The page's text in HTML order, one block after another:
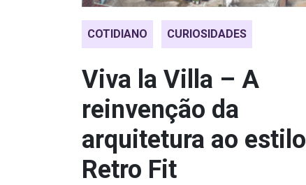
COTIDIANO CURIOSIDADES
Viva la Villa – A
reinvenção da
arquitetura ao estilo
Retro Fit